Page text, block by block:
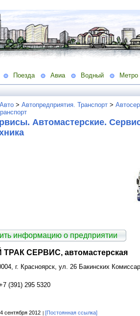
Поезда Авиа Водный Метро
Авто > Автопредприятия. Транспорт >
Автомастерские.
информацию о предприятии
СЕРВИС, автомастерская
г. Красноярск, ул. 26 Бакинских
(391) 295 5320
сентября 2012 [Постоянная ссылка]